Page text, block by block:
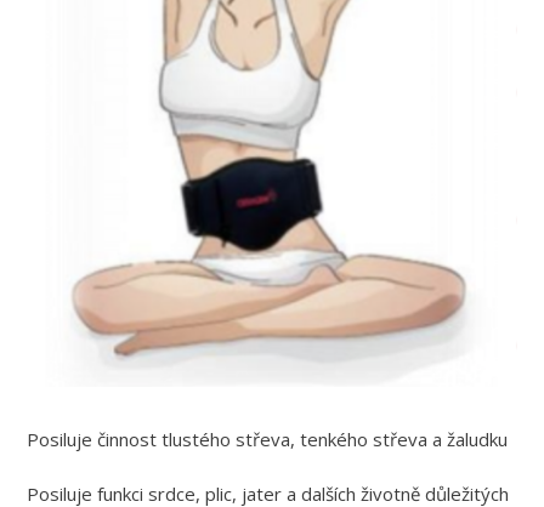
Posiluje činnost tlustého střeva, tenkého střeva a žaludku
Posiluje funkci srdce, plic, jater a dalších životně důležitých